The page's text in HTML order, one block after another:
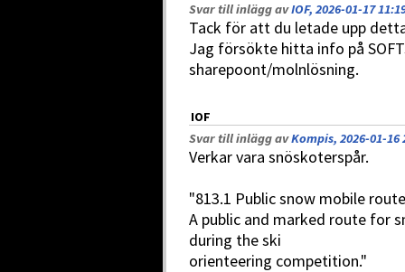
Svar till inlägg avIOF, 2026-01-17
Tack för att du letade upp
Jag försökte hitta info på
sharepoont/molnlösning.
IOF
Svar till inlägg avKompis, 2026-01-16
Verkar vara snöskoterspår.
"813.1 Public snow mobile
A public and marked route for
during the ski
orienteering competition."